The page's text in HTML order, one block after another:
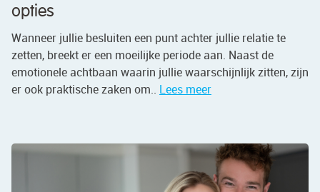
opties
Wanneer jullie besluiten een punt achter jullie relatie te
zetten, breekt er een moeilijke periode aan. Naast de
emotionele achtbaan waarin jullie waarschijnlijk zitten, zijn
er ook praktische zaken om.. Lees meer